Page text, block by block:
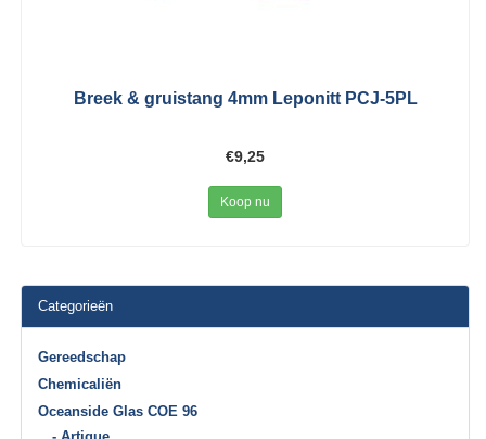
Breek & gruistang 4mm Leponitt PCJ-5PL
€9,25
Koop nu
Categorieën
Gereedschap
Chemicaliën
Oceanside Glas COE 96